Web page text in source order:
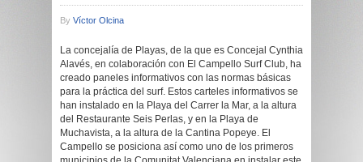
By Víctor Olcina
La concejalía de Playas, de la que es Concejal Cynthia
Alavés, en colaboración con El Campello Surf Club, ha
creado paneles informativos con las normas básicas
para la práctica del surf. Estos carteles informativos se
han instalado en la Playa del Carrer la Mar, a la altura
del Restaurante Seis Perlas, y en la Playa de
Muchavista, a la altura de la Cantina Popeye. El
Campello se posiciona así como uno de los primeros